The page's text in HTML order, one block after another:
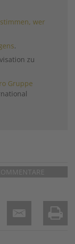
wer
.
zu
Gruppe
Email